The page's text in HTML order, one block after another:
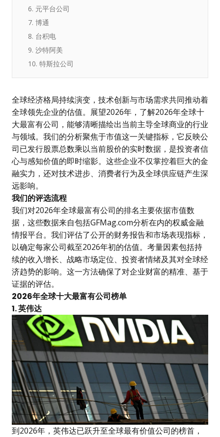
6. 元平台公司
7. 博通
8. 台积电
9. 沙特阿美
10. 特斯拉公司
全球经济格局持续演变，技术创新与市场需求共同推动着
全球领先企业的估值。展望2026年，了解2026年全球十
大最富有公司 ，能够清晰描绘出当前主导全球商业的行业
与领域。我们的分析聚焦于市值这一关键指标，它反映公
司已发行股票总数乘以当前股价的实时数据，是投资者信
心与感知价值的即时缩影。这些企业不仅掌控着巨大的金
融实力，还对技术进步、消费者行为及全球供应链产生深
远影响。
我们的评选流程
我们对2026年全球最富有公司的排名主要依据市值数
据，这些数据来自包括GFMag.com分析在内的权威金融
情报平台。我们评估了公开的财务报告和市场表现指标，
以确定每家公司截至2026年初的估值。考量因素包括持
续的收入增长、战略市场定位、投资者情绪及其对全球经
济趋势的影响。这一方法确保了对企业财富的精准、基于
证据的评估。
2026年全球十大最富有公司榜单
1. 英伟达
到2026年，英伟达已跃升至全球最有价值公司的榜首，